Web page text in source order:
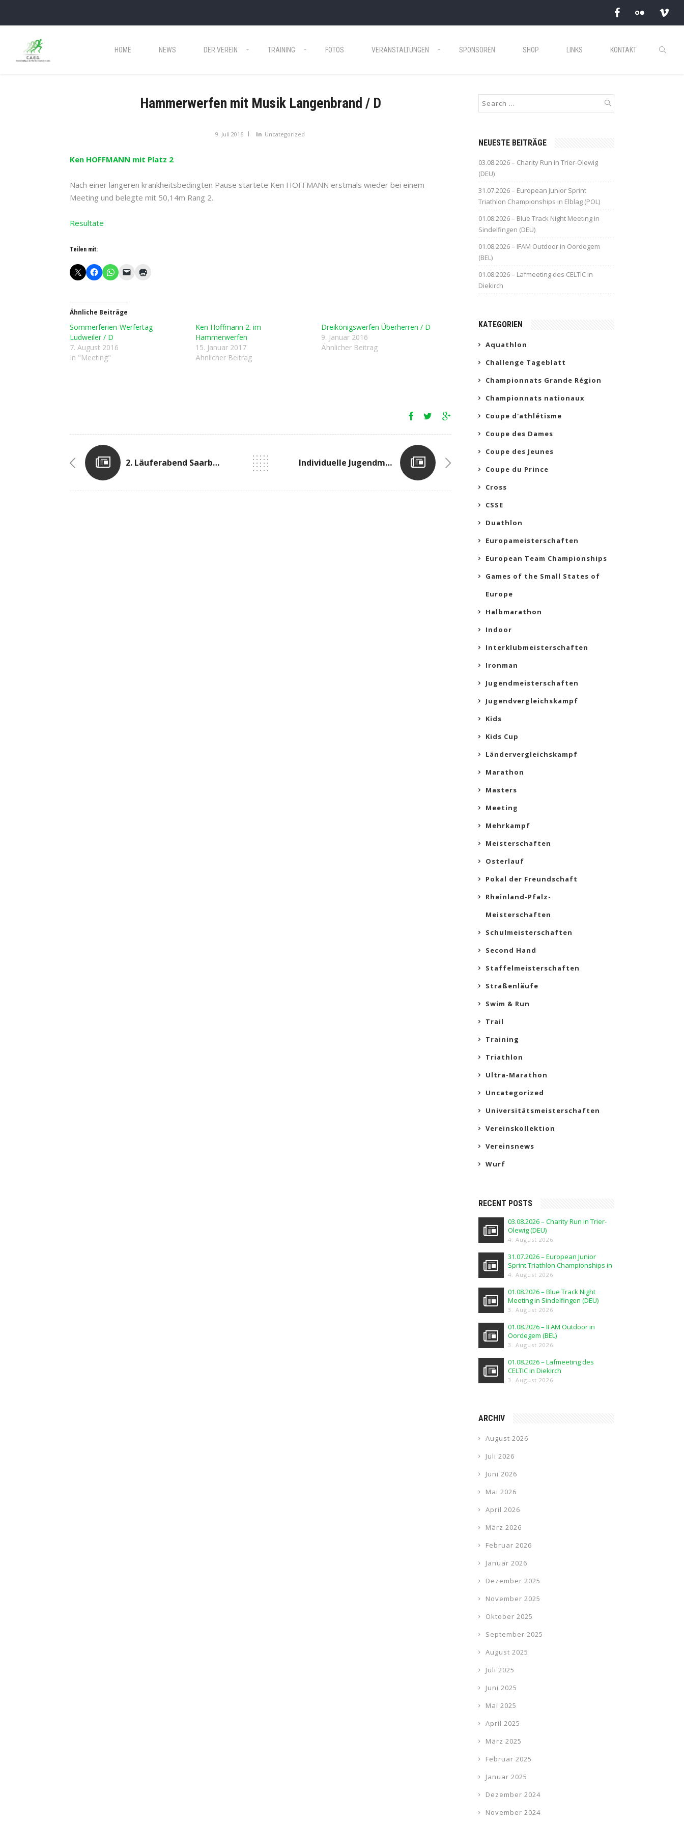
HOME NEWS DER VEREIN TRAINING FOTOS VERANSTALTUNGEN SPONSOREN SHOP LINKS KONTAKT
Hammerwerfen mit Musik Langenbrand / D
9. Juli 2016 In Uncategorized
Ken HOFFMANN mit Platz 2
Nach einer längeren krankheitsbedingten Pause startete Ken HOFFMANN erstmals wieder bei einem
Meeting und belegte mit 50,14m Rang 2.
Resultate
Teilen mit:
Ähnliche Beiträge
Sommerferien-Werfertag
Ludweiler / D
7. August 2016
In "Meeting"
Ken Hoffmann 2. im
Hammerwerfen
15. Januar 2017
Ähnlicher Beitrag
Dreikönigswerfen Überherren / D
9. Januar 2016
Ähnlicher Beitrag
2. Läuferabend Saarbrücken / D Individuelle Jugendmeisterschaften Esch
NEUESTE BEITRÄGE
03.08.2026 – Charity Run in Trier-Olewig
(DEU)
31.07.2026 – European Junior Sprint
Triathlon Championships in Elblag (POL)
01.08.2026 – Blue Track Night Meeting in
Sindelfingen (DEU)
01.08.2026 – IFAM Outdoor in Oordegem
(BEL)
01.08.2026 – Lafmeeting des CELTIC in
Diekirch
KATEGORIEN
Aquathlon
Challenge Tageblatt
Championnats Grande Région
Championnats nationaux
Coupe d'athlétisme
Coupe des Dames
Coupe des Jeunes
Coupe du Prince
Cross
CSSE
Duathlon
Europameisterschaften
European Team Championships
Games of the Small States of
Europe
Halbmarathon
Indoor
Interklubmeisterschaften
Ironman
Jugendmeisterschaften
Jugendvergleichskampf
Kids
Kids Cup
Ländervergleichskampf
Marathon
Masters
Meeting
Mehrkampf
Meisterschaften
Osterlauf
Pokal der Freundschaft
Rheinland-Pfalz-
Meisterschaften
Schulmeisterschaften
Second Hand
Staffelmeisterschaften
Straßenläufe
Swim & Run
Trail
Training
Triathlon
Ultra-Marathon
Uncategorized
Universitätsmeisterschaften
Vereinskollektion
Vereinsnews
Wurf
RECENT POSTS
03.08.2026 – Charity Run in Trier-
Olewig (DEU)
4. August 2026
31.07.2026 – European Junior
Sprint Triathlon Championships in
Elblag (POL)
4. August 2026
01.08.2026 – Blue Track Night
Meeting in Sindelfingen (DEU)
3. August 2026
01.08.2026 – IFAM Outdoor in
Oordegem (BEL)
3. August 2026
01.08.2026 – Lafmeeting des
CELTIC in Diekirch
3. August 2026
ARCHIV
August 2026
Juli 2026
Juni 2026
Mai 2026
April 2026
März 2026
Februar 2026
Januar 2026
Dezember 2025
November 2025
Oktober 2025
September 2025
August 2025
Juli 2025
Juni 2025
Mai 2025
April 2025
März 2025
Februar 2025
Januar 2025
Dezember 2024
November 2024